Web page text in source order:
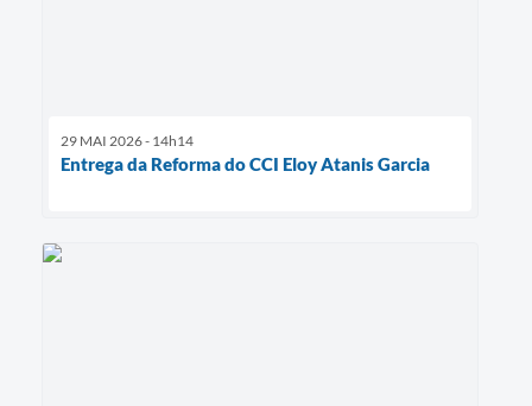
29 MAI 2026 - 14h14
Entrega da Reforma do CCI Eloy Atanis Garcia